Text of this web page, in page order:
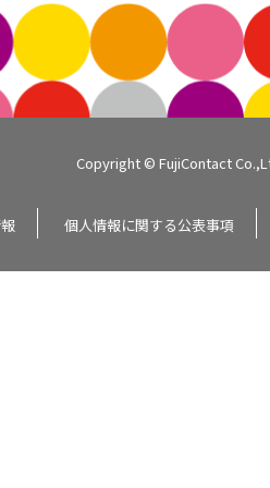
Copyright © FujiContact
個人情報に関する公表事項